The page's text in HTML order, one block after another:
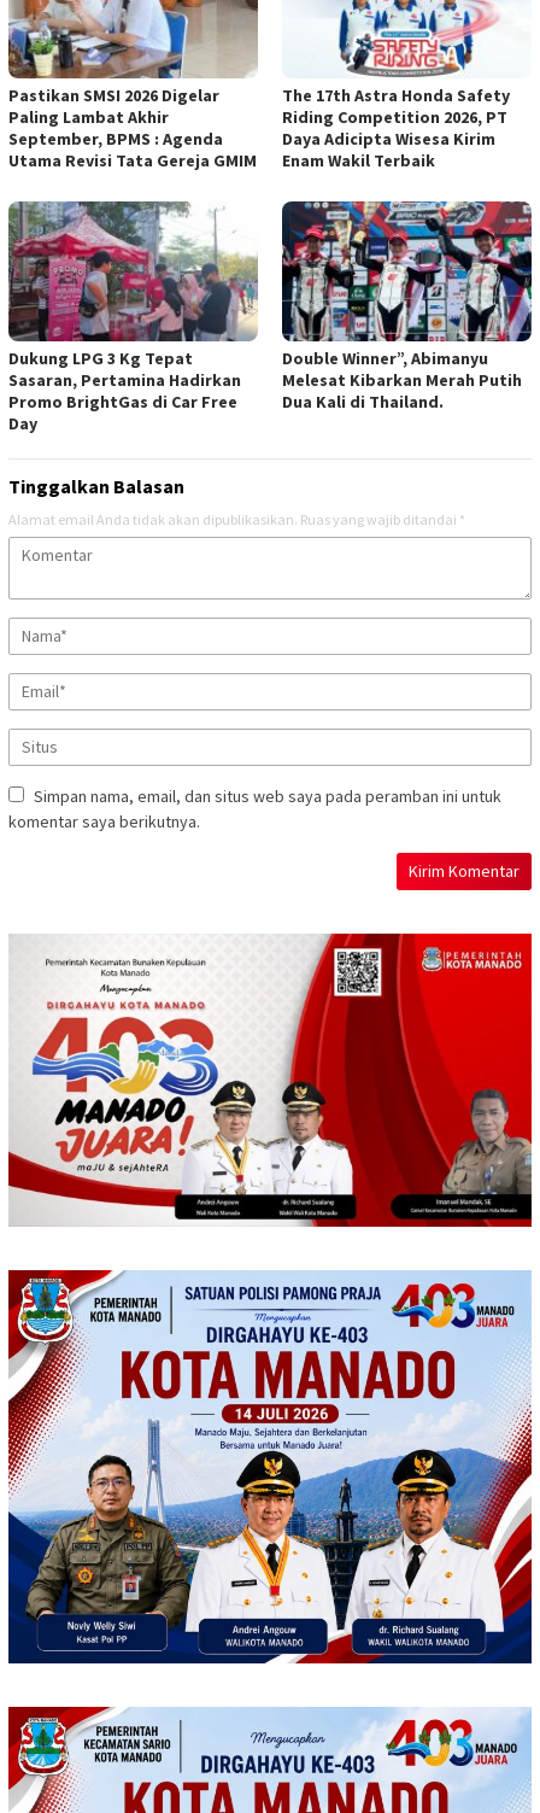
Pastikan SMSI 2026 Digelar
Paling Lambat Akhir
September, BPMS : Agenda
Utama Revisi Tata Gereja GMIM
The 17th Astra Honda Safety
Riding Competition 2026, PT
Daya Adicipta Wisesa Kirim
Enam Wakil Terbaik
Dukung LPG 3 Kg Tepat
Sasaran, Pertamina Hadirkan
Promo BrightGas di Car Free
Day
Double Winner”, Abimanyu
Melesat Kibarkan Merah Putih
Dua Kali di Thailand.
Tinggalkan Balasan
Alamat email Anda tidak akan dipublikasikan. Ruas yang wajib ditandai *
Simpan nama, email, dan situs web saya pada peramban ini untuk
komentar saya berikutnya.